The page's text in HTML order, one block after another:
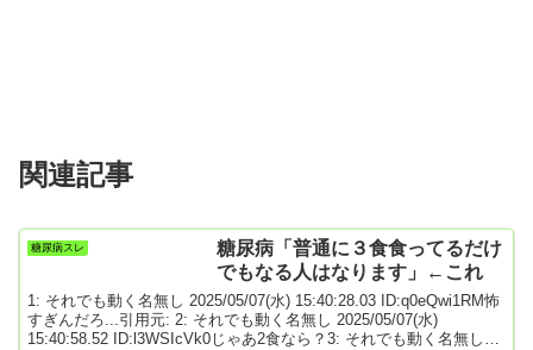
関連記事
糖尿病スレ
糖尿病「普通に３食食ってるだけ
でもなる人はなります」←これ
1: それでも動く名無し 2025/05/07(水) 15:40:28.03 ID:q0eQwi1RM怖
すぎんだろ...引用元: 2: それでも動く名無し 2025/05/07(水)
15:40:58.52 ID:l3WSIcVk0じゃあ2食なら？3: それでも動く名無し